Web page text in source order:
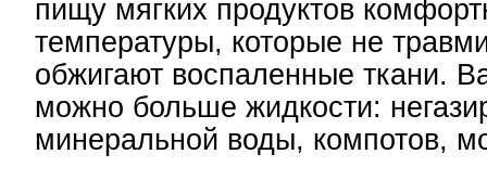
пищу мягких продуктов
температуры, которые не
обжигают воспаленные ткани.
можно больше жидкости:
минеральной воды, компотов,